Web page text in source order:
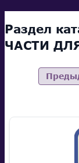
Раздел
ЧАСТИ